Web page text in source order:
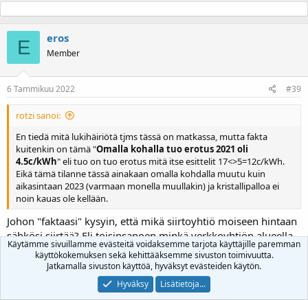
Lyijyakulla ehkä, LFP:llä kokonaishäviö jäänee 8..16% välille. Ja
muuttuu lämmöksi akuston / invertterin sijoituspaikassa.
Invertterin sitkeydestä ei ole tietoa, mutta jos sitä ei kiusaa
alakanttiin.
T:http://eerin.fi/
E eros
Member
6 Tammikuu 2022 #39
rotzi sanoi:
En tiedä mitä lukihäiriötä tjms tässä on matkassa, mutta fakta
kuitenkin on tämä "Omalla kohalla tuo erotus 2021 oli
4.5c/kWh" eli tuo on tuo erotus mitä itse esittelit 17<>5=12c/kWh.
Eikä tämä tilanne tässä ainakaan omalla kohdalla muutu kuin
aikasintaan 2023 (varmaan monella muullakin) ja kristallipalloa ei
noin kauas ole kellään.
Johon "faktaasi" kysyin, että mikä siirtoyhtiö moiseen hintaan
sähkösi siirtää? Eli toisinsanoen minkä verkkoyhtiön alueella
sähkönsiirto maksaa vain 1.71c/kwh perussopparilla?
Ja kristallipallo tekstistä voinee päätellä, että puhut ostamasi
sähköenergian hinnasta. Mutta akustolla kun yritetään saada
Käytämme sivuillamme evästeitä voidaksemme tarjota käyttäjille paremman
käyttökokemuksen sekä kehittääksemme sivuston toimivuutta.
Jatkamalla sivuston käyttöä, hyväksyt evästeiden käytön.
Hyväksy
Lisätietoja...